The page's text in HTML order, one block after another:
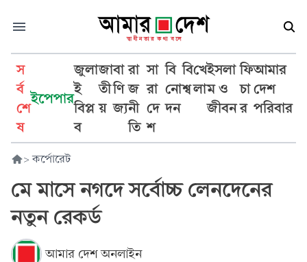
স
র্ব
শে
ষ
ইপেপার
জুলা
ই
বিপ্ল
ব
জা
তী
য়
বা
ণি
জ্য
রা
জ
নী
তি
সা
রা
দে
শ
বি
নো
দন
বি
শ্ব
খে
লা
ইসলা
ম ও
জীবন
ফি
চা
র
আমার
দেশ
পরিবার
> কর্পোরেট
মে মাসে নগদে সর্বোচ্চ লেনদেনের
নতুন রেকর্ড
আমার দেশ অনলাইন